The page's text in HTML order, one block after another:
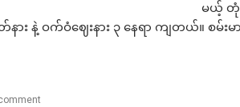
မယ့် တုံ
နဲ့ ဝက်ဝံဈေးနား ၃ နေရာ ကျတယ်။ စမ်းမ